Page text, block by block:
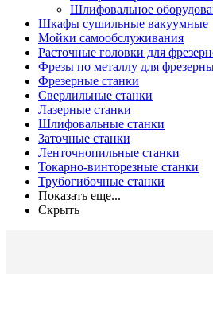
Шлифовальное
Шкафы сушильные вакуумные
Мойки самообслуживания
Расточные головки для
Фрезы по металлу для
Фрезерные станки
Сверлильные станки
Лазерные станки
Шлифовальные станки
Заточные станки
Ленточнопильные станки
Токарно-винторезные станки
Трубогибочные станки
Показать еще...
Скрыть